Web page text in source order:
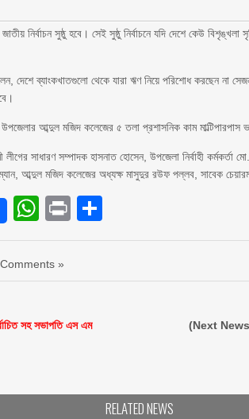
নির্বাচন সুষ্ঠু হবে। সেই সুষ্ঠু নির্বাচনে যদি দেশে কেউ
বলেন, দেশে ব্যাংকখাতগুলো থেকে যারা ঋণ নিয়ে পরিশোধ করছেন
উপজেলার আব্দুল মজিদ কলেজের ৫ তলা প্রশাসনিক কাম মাল্টিপারপাস
সাধারণ সম্পাদক হাসনাত হোসেন, উপজেলা নির্বাহী কর্মকর্তা
আব্দুল মজিদ কলেজের অধ্যক্ষ মাসুদুর রউফ পল্লব, সাবেক
WhatsApp
Print
»
সহ সভাপতি এস এম
(Next
RELATED NEWS